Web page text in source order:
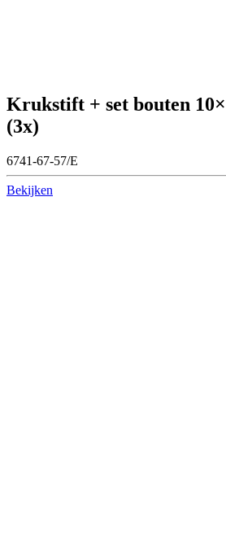
Krukstift + set bouten
(3x)
6741-67-57/E
Bekijken